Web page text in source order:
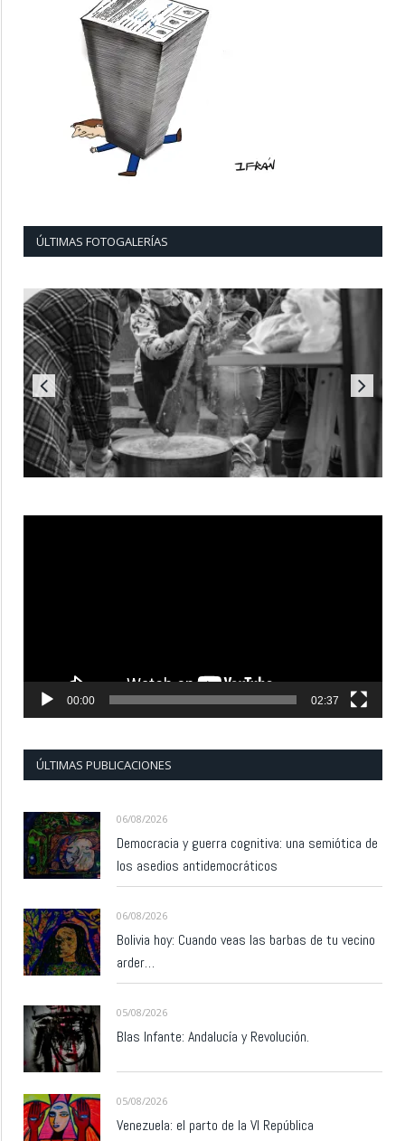
ÚLTIMAS FOTOGALERÍAS
00:00 02:37
ÚLTIMAS PUBLICACIONES
06/08/2026
Democracia y guerra cognitiva: una semiótica de
los asedios antidemocráticos
06/08/2026
Bolivia hoy: Cuando veas las barbas de tu vecino
arder…
05/08/2026
Blas Infante: Andalucía y Revolución.
05/08/2026
Venezuela: el parto de la VI República